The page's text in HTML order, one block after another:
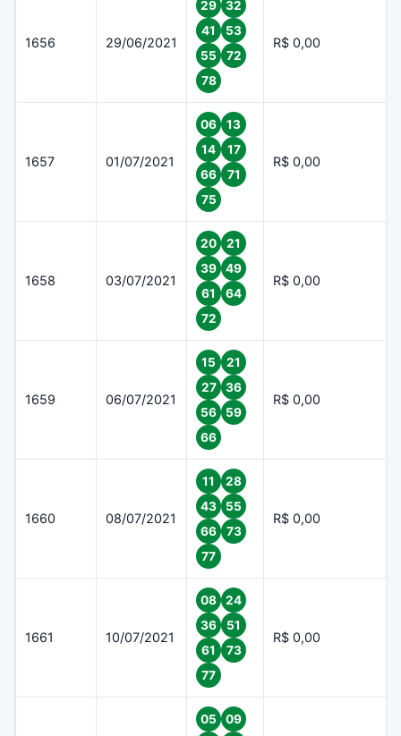
1656 29/06/2021
29
32
41
53
55
72
78
R$ 0,00
1657 01/07/2021
06
13
14
17
66
71
75
R$ 0,00
1658 03/07/2021
20
21
39
49
61
64
72
R$ 0,00
1659 06/07/2021
15
21
27
36
56
59
66
R$ 0,00
1660 08/07/2021
11
28
43
55
66
73
77
R$ 0,00
1661 10/07/2021
08
24
36
51
61
73
77
R$ 0,00
05
09